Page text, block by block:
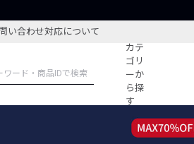
い合わせ対応について
カテ
ゴリ
ーか
ら探
す